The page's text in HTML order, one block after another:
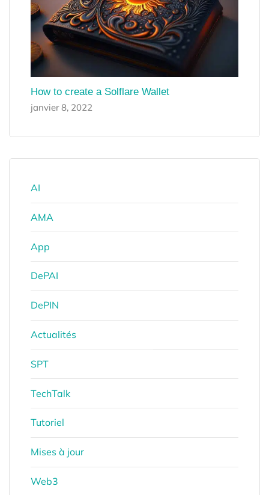
How to create a Solflare Wallet
janvier 8, 2022
AI
AMA
App
DePAI
DePIN
Actualités
SPT
TechTalk
Tutoriel
Mises à jour
Web3